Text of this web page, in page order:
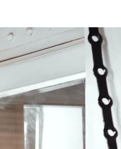
råd for tillitsvalgte
for tillitsvalgte
Parat for ledere
Hvorfor være medlem?
Dine rettigheter